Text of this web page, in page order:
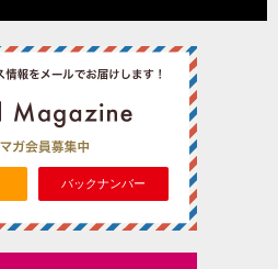
バックナンバー